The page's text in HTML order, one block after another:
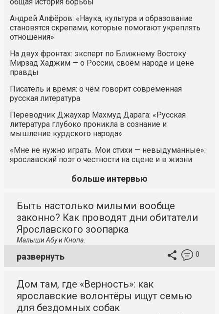
Андрей Алфёров: «Наука, культура и образование
становятся скрепами, которые помогают укреплять
отношения»
На двух фронтах: эксперт по Ближнему Востоку
Мирзад Хаджим — о России, своём народе и цене
правды
Писатель и время: о чём говорит современная
русская литература
Переводчик Джаухар Махмуд Дарага: «Русская
литература глубоко проникла в сознание и
мышление курдского народа»
«Мне не нужно играть. Мои стихи — невыдуманные»:
ярославский поэт о честности на сцене и в жизни
больше интервью
Быть настолько милыми вообще
законно? Как проводят дни обитатели
Ярославского зоопарка
Малыши Абу и Кнопа.
развернуть 0
Дом там, где «Верность»: как
ярославские волонтёры ищут семью
для бездомных собак